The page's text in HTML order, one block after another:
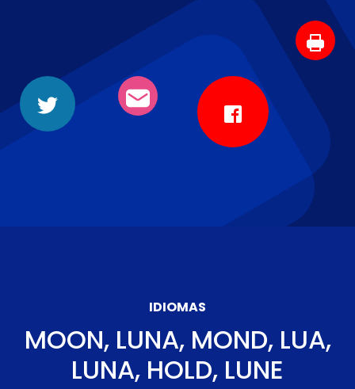
IDIOMAS
MOON, LUNA, MOND, LUA,
LUNA, HOLD, LUNE